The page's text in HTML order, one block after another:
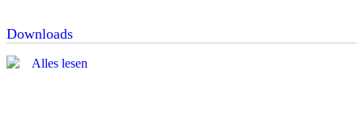
Downloads
Alles lesen